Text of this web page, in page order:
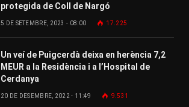
protegida de Coll de Nargó
5 DE SETEMBRE, 2023 - 08:00 17.225
Un veí de Puigcerdà deixa en herència 7,2
MEUR a la Residència i a l’Hospital de
Cerdanya
20 DE DESEMBRE, 2022 - 11:49 9.531